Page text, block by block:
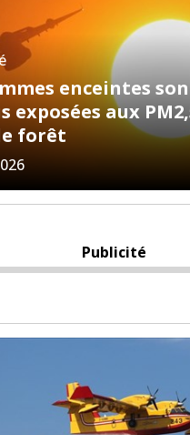
enceintes
exposées aux
forêt
Publicité